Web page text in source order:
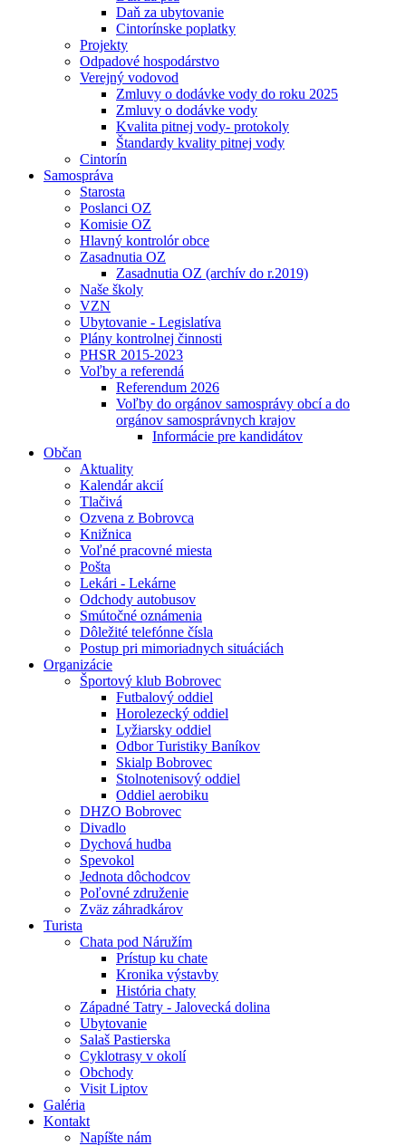
Daň za ubytovanie
Cintorínske poplatky
Projekty
Odpadové hospodárstvo
Verejný vodovod
Zmluvy o dodávke vody do roku 2025
Zmluvy o dodávke vody
Kvalita pitnej vody- protokoly
Štandardy kvality pitnej vody
Cintorín
Samospráva
Starosta
Poslanci OZ
Komisie OZ
Hlavný kontrolór obce
Zasadnutia OZ
Zasadnutia OZ (archív do r.2019)
Naše školy
VZN
Ubytovanie - Legislatíva
Plány kontrolnej činnosti
PHSR 2015-2023
Voľby a referendá
Referendum 2026
Voľby do orgánov samosprávy obcí a do
orgánov samosprávnych krajov
Informácie pre kandidátov
Občan
Aktuality
Kalendár akcií
Tlačivá
Ozvena z Bobrovca
Knižnica
Voľné pracovné miesta
Pošta
Lekári - Lekárne
Odchody autobusov
Smútočné oznámenia
Dôležité telefónne čísla
Postup pri mimoriadnych situáciách
Organizácie
Športový klub Bobrovec
Futbalový oddiel
Horolezecký oddiel
Lyžiarsky oddiel
Odbor Turistiky Baníkov
Skialp Bobrovec
Stolnotenisový oddiel
Oddiel aerobiku
DHZO Bobrovec
Divadlo
Dychová hudba
Spevokol
Jednota dôchodcov
Poľovné združenie
Zväz záhradkárov
Turista
Chata pod Náružím
Prístup ku chate
Kronika výstavby
História chaty
Západné Tatry - Jalovecká dolina
Ubytovanie
Salaš Pastierska
Cyklotrasy v okolí
Obchody
Visit Liptov
Galéria
Kontakt
Napíšte nám